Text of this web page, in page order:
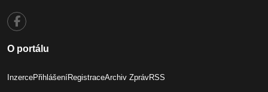
O portálu
InzercePřihlášeníRegistraceArchiv ZprávRSS